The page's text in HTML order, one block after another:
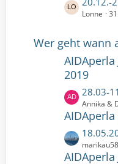
e
r
e
e
i
t
r
ä
g
e
e
t
e
B
i
t
r
ä
g
e
Lonne
Wer geht wann
2019
L
e
t
t
e
28.03-
Annika &
L
e
t
marikau58